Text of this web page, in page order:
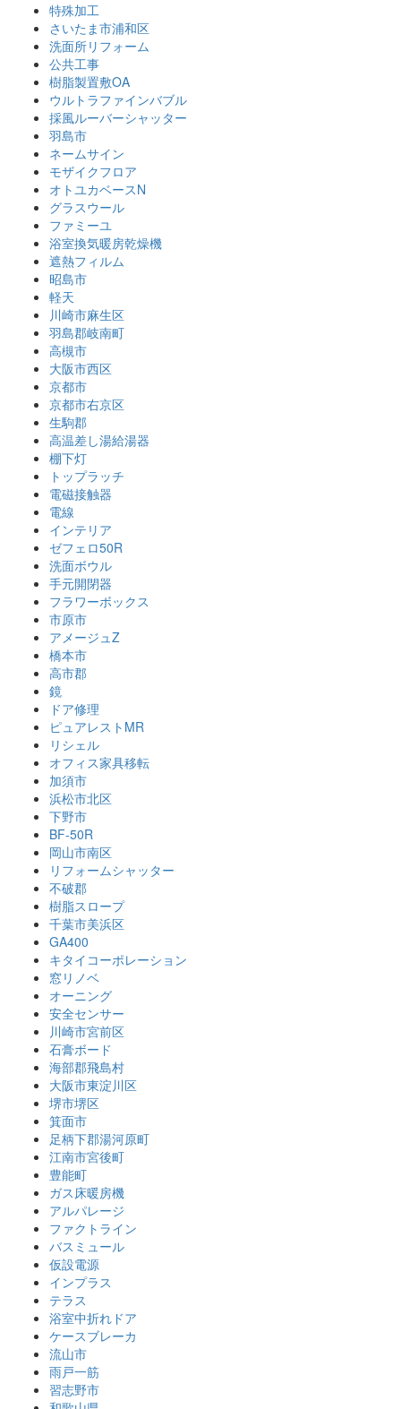
特殊加工
さいたま市浦和区
洗面所リフォーム
公共工事
樹脂製置敷OA
ウルトラファインバブル
採風ルーバーシャッター
羽島市
ネームサイン
モザイクフロア
オトユカベースN
グラスウール
ファミーユ
浴室換気暖房乾燥機
遮熱フィルム
昭島市
軽天
川崎市麻生区
羽島郡岐南町
高槻市
大阪市西区
京都市
京都市右京区
生駒郡
高温差し湯給湯器
棚下灯
トップラッチ
電磁接触器
電線
インテリア
ゼフェロ50R
洗面ボウル
手元開閉器
フラワーボックス
市原市
アメージュZ
橋本市
高市郡
鏡
ドア修理
ピュアレストMR
リシェル
オフィス家具移転
加須市
浜松市北区
下野市
BF-50R
岡山市南区
リフォームシャッター
不破郡
樹脂スロープ
千葉市美浜区
GA400
キタイコーポレーション
窓リノベ
オーニング
安全センサー
川崎市宮前区
石膏ボード
海部郡飛島村
大阪市東淀川区
堺市堺区
箕面市
足柄下郡湯河原町
江南市宮後町
豊能町
ガス床暖房機
アルパレージ
ファクトライン
バスミュール
仮設電源
インプラス
テラス
浴室中折れドア
ケースブレーカ
流山市
雨戸一筋
習志野市